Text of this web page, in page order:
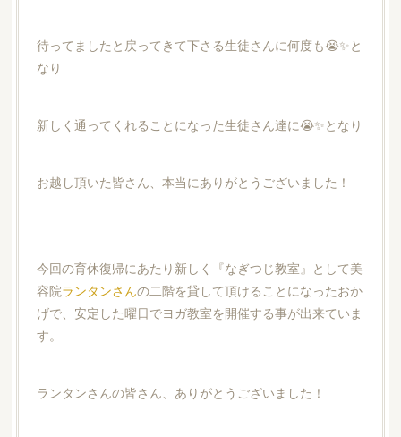
待ってましたと戻ってきて下さる生徒さんに何度も😭✨と
なり
新しく通ってくれることになった生徒さん達に😭✨となり
お越し頂いた皆さん、本当にありがとうございました！
今回の育休復帰にあたり新しく『なぎつじ教室』として美
容院ランタンさんの二階を貸して頂けることになったおか
げで、安定した曜日でヨガ教室を開催する事が出来ていま
す。
ランタンさんの皆さん、ありがとうございました！